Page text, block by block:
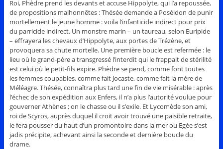
Roi, Phèdre prend les devants et accuse Hippolyte, qui l’a repoussée,
de propositions malhonnêtes : Thésée demande a Poséidon de punir
mortellement le jeune homme : voila l’infanticide indirect pour prix
du parricide indirect. Un monstre marin – un taureau, selon Euripide
– effrayera les chevaux d’Hippolyte, aux portes de Trézène, et
provoquera sa chute mortelle. Une première boucle est refermée : le
lieu où le grand-père a transgressé l’interdit qui le frappait de stérilité
est celui où le petit-fils expire. Phèdre se pend, comme font toutes
les femmes coupables, comme fait Jocaste, comme fait la mère de
Méléagre. Thésée, connaîtra plus tard une fin de vie misérable : après
l’échec de son expédition aux Enfers, il n’a plus l’autorité voulue pour
gouverner Athènes ; on le chasse ou il s’exile. Et Lycomède son ami,
roi de Scyros, auprès duquel il croit avoir trouvé une paisible retraite,
le fera pousser du haut d’un promontoire dans la mer ou Egée s’est
jadis précipite, achevant ainsi la seconde et dernière boucle du
drame.